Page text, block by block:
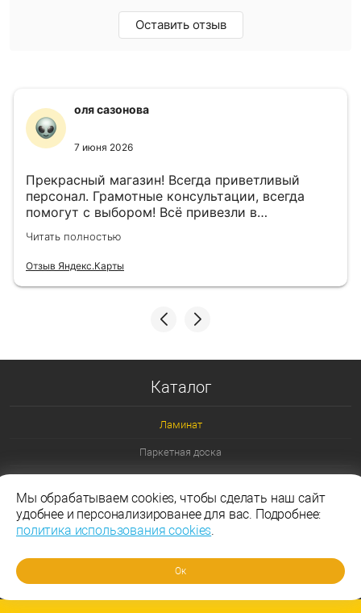
Оставить отзыв
оля сазонова
7 июня 2026
Прекрасный магазин! Всегда приветливый
персонал. Грамотные консультации, всегда
помогут с выбором! Всё привезли в
назначенный день!
Читать полностью
Отзыв Яндекс.Карты
Каталог
Ламинат
Паркетная доска
Ламинат 33 класс
Ламинат Эггер
Ламинат Таркетт
Мы обрабатываем cookies, чтобы сделать наш сайт
удобнее и персонализированее для вас. Подробнее:
политика использования cookies.
Ок